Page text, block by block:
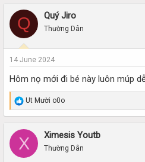
Q Quý Jiro
Thường Dân
14 June 2024
Hôm nọ mới đi bé này luôn múp
R
e
a
c
t
i
o
Ut Mười o0o
X Ximesis Youtb
Thường Dân